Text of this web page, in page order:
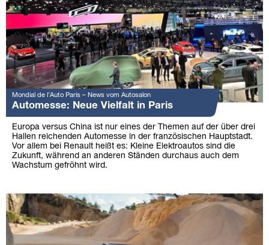
Mondial de l’Auto Paris – News vom Autosalon
Automesse: Neue Vielfalt in Paris
Europa versus China ist nur eines der Themen auf der über drei
Hallen reichenden Automesse in der französischen Hauptstadt.
Vor allem bei Renault heißt es: Kleine Elektroautos sind die
Zukunft, während an anderen Ständen durchaus auch dem
Wachstum gefröhnt wird.